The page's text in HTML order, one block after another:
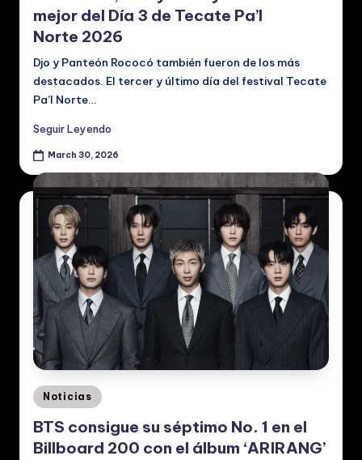
mejor del Día 3 de Tecate Pa’l
Norte 2026
Djo y Panteón Rococó también fueron de los más
destacados. El tercer y último día del festival Tecate
Pa’l Norte…
Seguir Leyendo
March 30, 2026
Posted
in
Noticias
BTS consigue su séptimo No. 1 en el
Billboard 200 con el álbum ‘ARIRANG’